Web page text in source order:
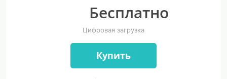
Бесплатно
Цифровая загрузка
Купить